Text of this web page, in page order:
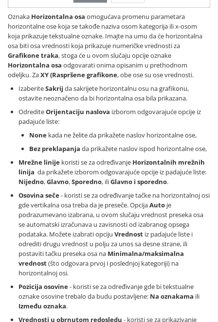
Oznaka Horizontalna osa omogućava promenu parametara
horizontalne ose koja se takođe naziva osom kategorija ili x-osom
koja prikazuje tekstualne oznake. Imajte na umu da će horizontalna
osa biti osa vrednosti koja prikazuje numeričke vrednosti za
Grafikone traka, stoga će u ovom slučaju opcije oznake
Horizontalna osa odgovarati onima opisanim u prethodnom
odeljku. ZaXY (Raspršene grafikone, obe ose su ose vrednosti.
IzaberiteSakrij da sakrijete horizontalnu osu na grafikonu,
ostavite neoznačeno da bi horizontalna osa bila prikazana.
OdrediteOrijentaciju naslova izborom odgovarajuće opcije iz
padajuće liste:
None kada ne želite da prikažete naslov horizontalne ose,
Bez preklapanja da prikažete naslov ispod horizontalne ose,
Mrežne linije koristi se za određivanje Horizontalnih mrežnih
linija da prikažete izborom odgovarajuće opcije iz padajuće liste:
Nijedno,Glavno,Sporedno, iliGlavno i sporedno.
Osovina seče- koristi se za određivanje tačke na horizontalnoj osi
gde vertikalna osa treba da je preseče. OpcijaAuto je
podrazumevano izabrana, u ovom slučaju vrednost preseka osa
se automatski izračunava u zavisnosti od izabranog opsega
podataka. Možete izabrati opciju Vrednost iz padajuće liste i
odrediti drugu vrednost u polju za unos sa desne strane, ili
postaviti tačku preseka osa na Minimalna/maksimalna
vrednost(što odgovara prvoj i poslednjoj kategoriji) na
horizontalnoj osi.
Pozicija osovine- koristi se za određivanje gde bi tekstualne
oznake osovine trebalo da budu postavljene: Na oznakama ili
Između oznaka.
Vrednosti u obrnutom redosledu - koristi se za prikazivanje